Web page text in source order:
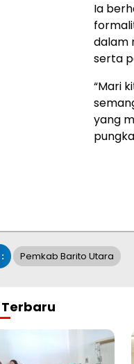
Ia
dalam
serta
“Mari
yang
Pemkab Barito Utara